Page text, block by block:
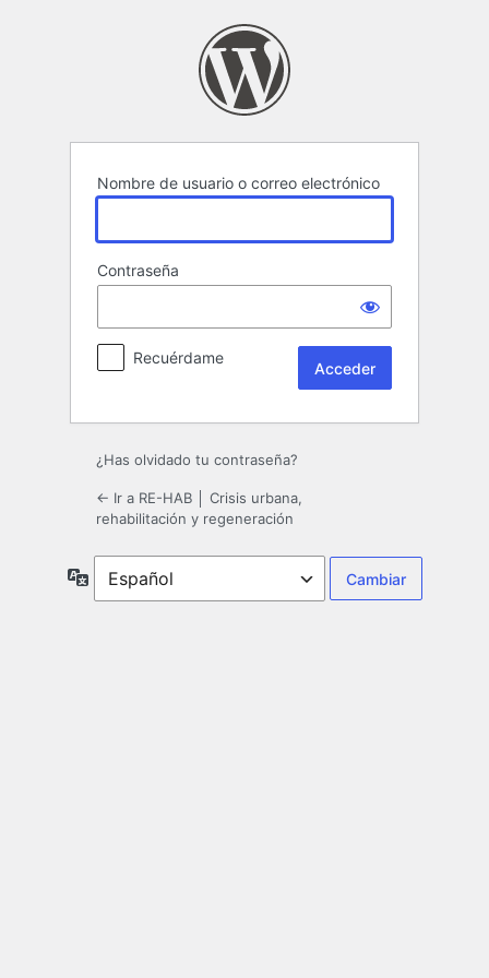
Nombre de usuario o correo electrónico
Contraseña
Recuérdame
¿Has olvidado tu contraseña?
← Ir a RE-HAB │ Crisis urbana,
rehabilitación y regeneración
Idioma